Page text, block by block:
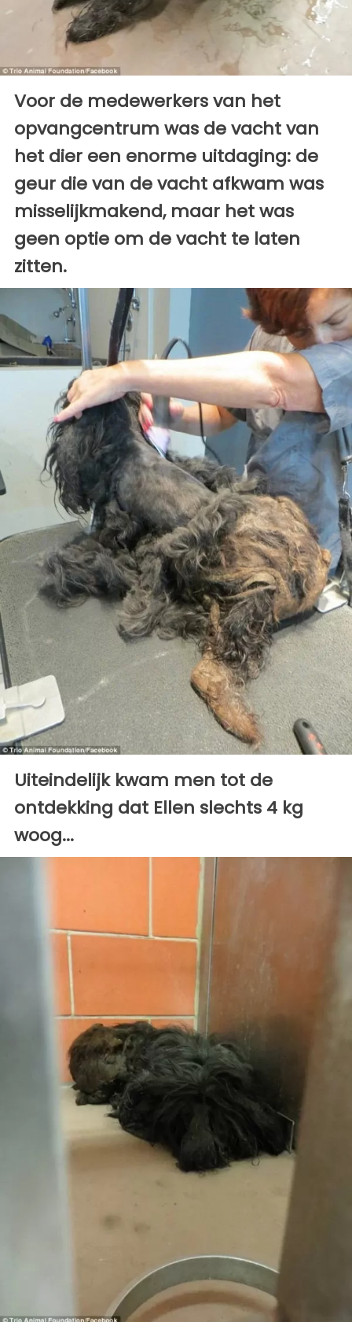
Voor de medewerkers van het
opvangcentrum was de vacht van
het dier een enorme uitdaging: de
geur die van de vacht afkwam was
misselijkmakend, maar het was
geen optie om de vacht te laten
zitten.
Uiteindelijk kwam men tot de
ontdekking dat Ellen slechts 4 kg
woog...